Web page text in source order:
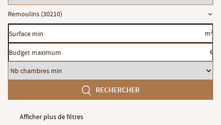
de
bien
Localisation
Remoulins (30210)
Surface
min
m²
Budget
maximum
€
Nb
chambres
RECHERCHER
Afficher plus de filtres
Garages / Parking